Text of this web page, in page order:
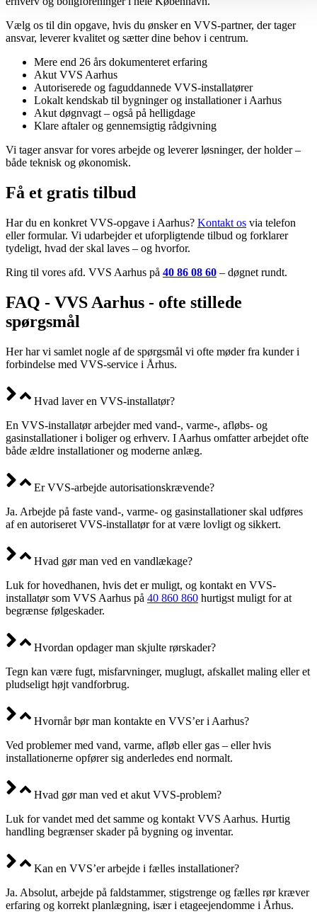
Vælg os til din opgave, hvis du ønsker en VVS-partner, der tager
ansvar, leverer kvalitet og sætter dine behov i centrum.
Mere end 26 års dokumenteret erfaring
Akut VVS Aarhus
Autoriserede og faguddannede VVS-installatører
Lokalt kendskab til bygninger og installationer i Aarhus
Akut døgnvagt – også på helligdage
Klare aftaler og gennemsigtig rådgivning
Vi tager ansvar for vores arbejde og leverer løsninger, der holder –
både teknisk og økonomisk.
Få et gratis tilbud
Har du en konkret VVS-opgave i Aarhus? Kontakt os via telefon
eller formular. Vi udarbejder et uforpligtende tilbud og forklarer
tydeligt, hvad der skal laves – og hvorfor.
Ring til vores afd. VVS Aarhus på 40 86 08 60 – døgnet rundt.
FAQ - VVS Aarhus - ofte stillede
spørgsmål
Her har vi samlet nogle af de spørgsmål vi ofte møder fra kunder i
forbindelse med VVS-service i Århus.
Hvad laver en VVS-installatør?
En VVS-installatør arbejder med vand-, varme-, afløbs- og
gasinstallationer i boliger og erhverv. I Aarhus omfatter arbejdet ofte
både ældre installationer og moderne anlæg.
Er VVS-arbejde autorisationskrævende?
Ja. Arbejde på faste vand-, varme- og gasinstallationer skal udføres
af en autoriseret VVS-installatør for at være lovligt og sikkert.
Hvad gør man ved en vandlækage?
Luk for hovedhanen, hvis det er muligt, og kontakt en VVS-
installatør som VVS Aarhus på 40 860 860 hurtigst muligt for at
begrænse følgeskader.
Hvordan opdager man skjulte rørskader?
Tegn kan være fugt, misfarvninger, muglugt, afskallet maling eller et
pludseligt højt vandforbrug.
Hvornår bør man kontakte en VVS’er i Aarhus?
Ved problemer med vand, varme, afløb eller gas – eller hvis
installationerne opfører sig anderledes end normalt.
Hvad gør man ved et akut VVS-problem?
Luk for vandet med det samme og kontakt VVS Aarhus. Hurtig
handling begrænser skader på bygning og inventar.
Kan en VVS’er arbejde i fælles installationer?
Ja. Absolut, arbejde på faldstammer, stigstrenge og fælles rør kræver
erfaring og korrekt planlægning, især i etageejendomme i Århus.